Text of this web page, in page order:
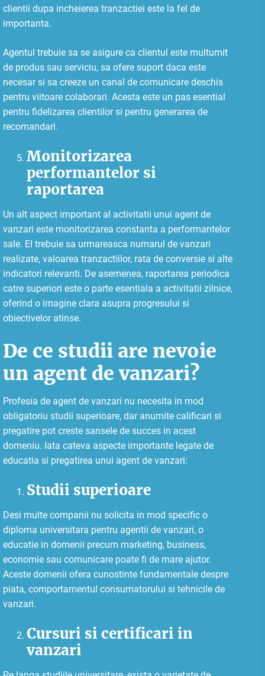
clientii dupa incheierea tranzactiei este la fel de
importanta.
Agentul trebuie sa se asigure ca clientul este multumit
de produs sau serviciu, sa ofere suport daca este
necesar si sa creeze un canal de comunicare deschis
pentru viitoare colaborari. Acesta este un pas esential
pentru fidelizarea clientilor si pentru generarea de
recomandari.
Monitorizarea
performantelor si
raportarea
Un alt aspect important al activitatii unui agent de
vanzari este monitorizarea constanta a performantelor
sale. El trebuie sa urmareasca numarul de vanzari
realizate, valoarea tranzactiilor, rata de conversie si alte
indicatori relevanti. De asemenea, raportarea periodica
catre superiori este o parte esentiala a activitatii zilnice,
oferind o imagine clara asupra progresului si
obiectivelor atinse.
De ce studii are nevoie
un agent de vanzari?
Profesia de agent de vanzari nu necesita in mod
obligatoriu studii superioare, dar anumite calificari si
pregatire pot creste sansele de succes in acest
domeniu. Iata cateva aspecte importante legate de
educatia si pregatirea unui agent de vanzari:
Studii superioare
Desi multe companii nu solicita in mod specific o
diploma universitara pentru agentii de vanzari, o
educatie in domenii precum marketing, business,
economie sau comunicare poate fi de mare ajutor.
Aceste domenii ofera cunostinte fundamentale despre
piata, comportamentul consumatorului si tehnicile de
vanzari.
Cursuri si certificari in
vanzari